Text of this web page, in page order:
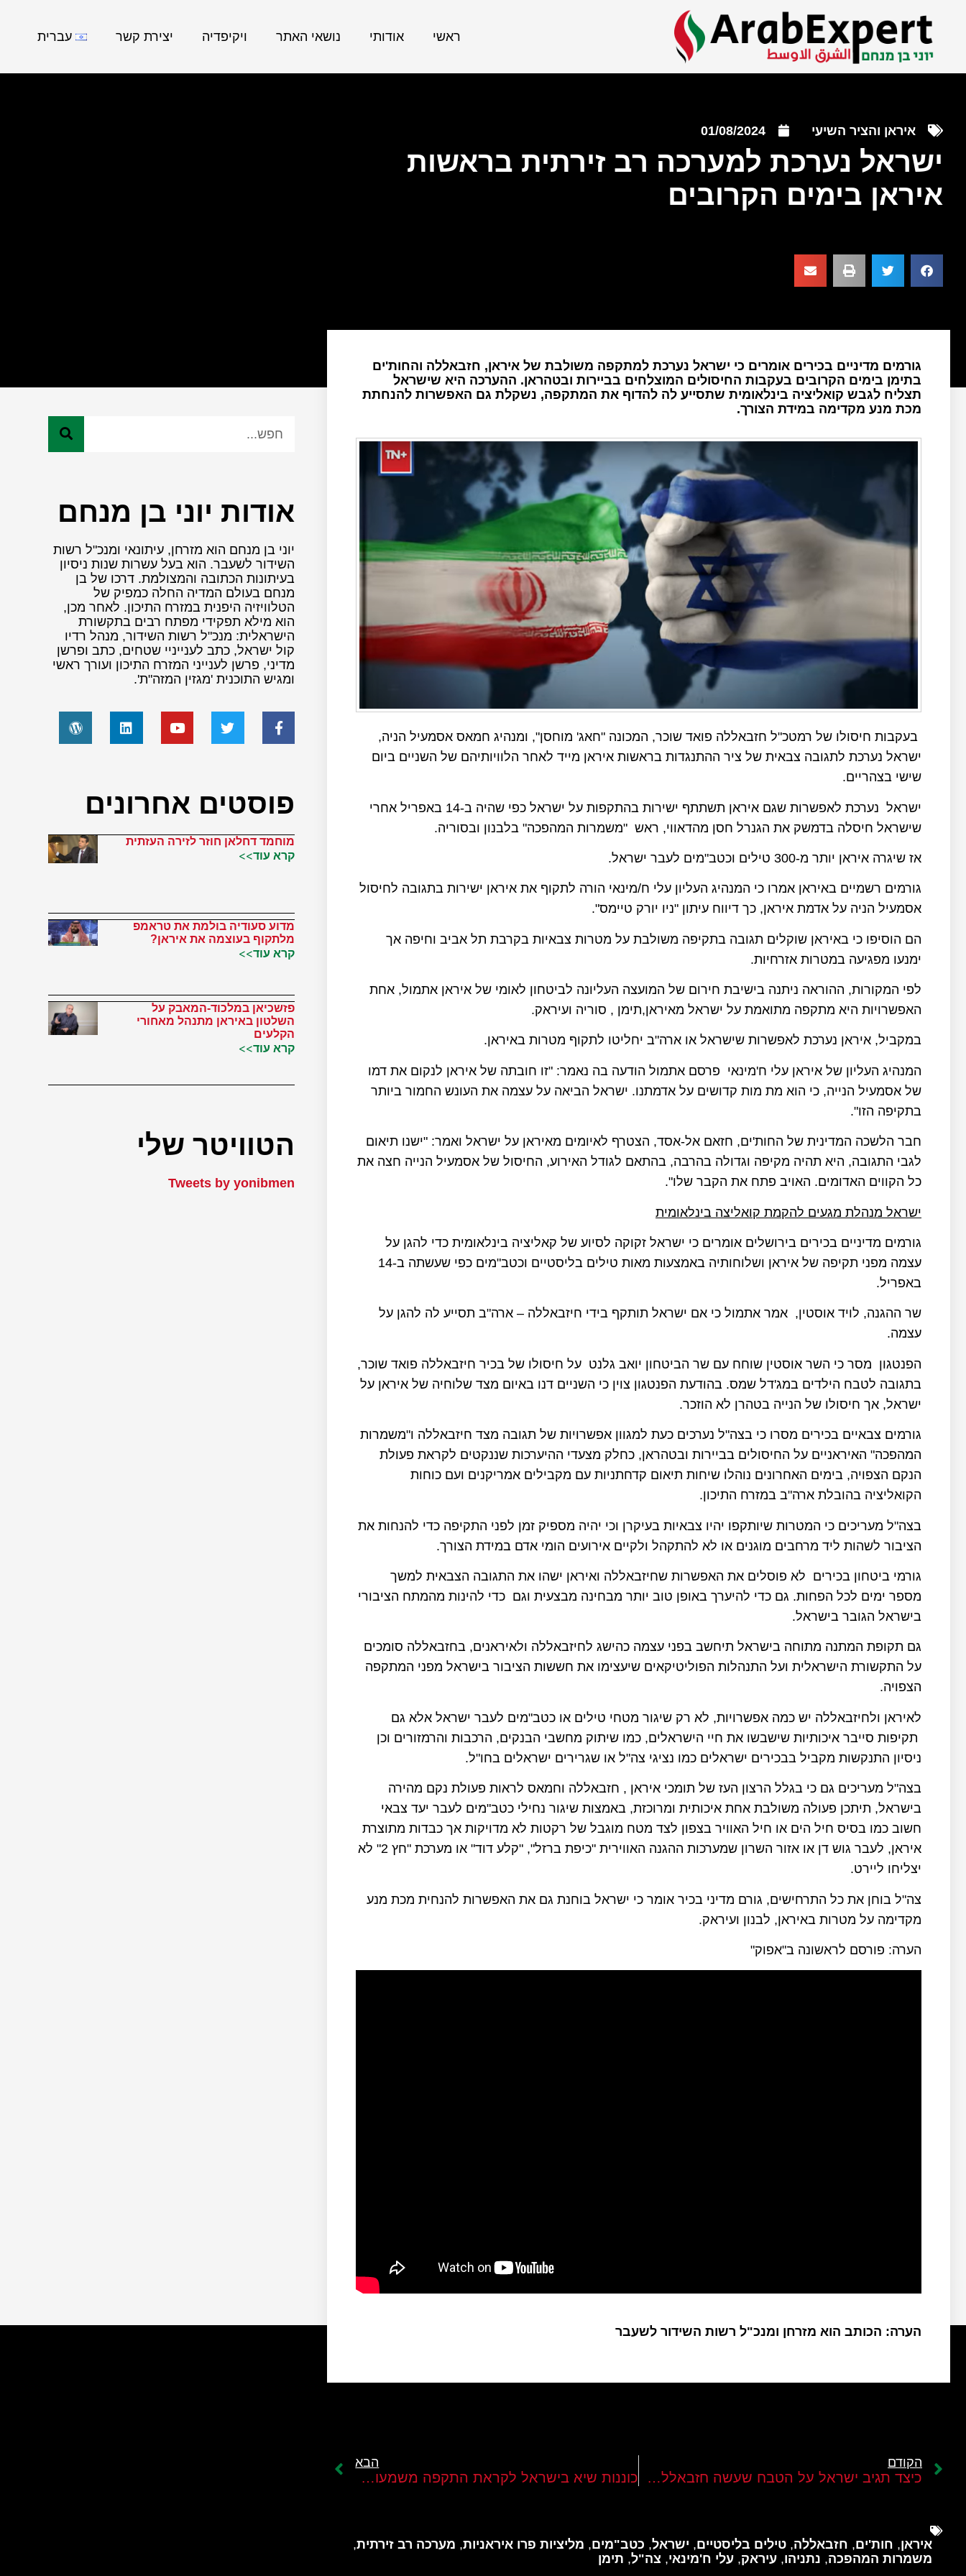
ראשי אודותי נושאי האתר ויקיפדיה יצירת קשר עברית
איראן והציר השיעי 01/08/2024
ישראל נערכת למערכה רב זירתית בראשות
איראן בימים הקרובים
גורמים מדיניים בכירים אומרים כי ישראל נערכת למתקפה משולבת של איראן, חזבאללה והחות'ים
בתימן בימים הקרובים בעקבות החיסולים המוצלחים בביירות ובטהראן. ההערכה היא שישראל
תצליח לגבש קואליציה בינלאומית שתסייע לה להדוף את המתקפה, נשקלת גם האפשרות להנחתת
מכת מנע מקדימה במידת הצורך.
בעקבות חיסולו של רמטכ"ל חזבאללה פואד שוכר, המכונה "חאג' מוחסן", ומנהיג חמאס אסמעיל הניה,
ישראל נערכת לתגובה צבאית של ציר ההתנגדות בראשות איראן מייד לאחר הלוויותיהם של השניים ביום
שישי בצהריים.
ישראל נערכת לאפשרות שגם איראן תשתתף ישירות בהתקפות על ישראל כפי שהיה ב-14 באפריל אחרי
שישראל חיסלה בדמשק את הגנרל חסן מהדאווי, ראש "משמרות המהפכה" בלבנון ובסוריה.
אז שיגרה איראן יותר מ-300 טילים וכטב"מים לעבר ישראל.
גורמים רשמיים באיראן אמרו כי המנהיג העליון עלי ח/מינאי הורה לתקוף את איראן ישירות בתגובה לחיסול
אסמעיל הניה על אדמת איראן, כך דיווח עיתון "ניו יורק טיימס".
הם הוסיפו כי באיראן שוקלים תגובה בתקיפה משולבת על מטרות צבאיות בקרבת תל אביב וחיפה אך
ימנעו מפגיעה במטרות אזרחיות.
לפי המקורות, ההוראה ניתנה בישיבת חירום של המועצה העליונה לביטחון לאומי של איראן אתמול, אחת
האפשרויות היא מתקפה מתואמת על ישראל מאיראן,תימן , סוריה ועיראק.
במקביל, איראן נערכת לאפשרות שישראל או ארה"ב יחליטו לתקוף מטרות באיראן.
המנהיג העליון של איראן עלי ח'מינאי פרסם אתמול הודעה בה נאמר: "זו חובתה של איראן לנקום את דמו
של אסמעיל הנייה, כי הוא מת מות קדושים על אדמתנו. ישראל הביאה על עצמה את העונש החמור ביותר
בתקיפה הזו".
חבר הלשכה המדינית של החות'ים, חזאם אל-אסד, הצטרף לאיומים מאיראן על ישראל ואמר: "ישנו תיאום
לגבי התגובה, היא תהיה מקיפה וגדולה בהרבה, בהתאם לגודל האירוע, החיסול של אסמעיל הנייה חצה את
כל הקווים האדומים. האויב פתח את הקבר שלו".
ישראל מנהלת מגעים להקמת קואליצה בינלאומית
גורמים מדיניים בכירים בירושלים אומרים כי ישראל זקוקה לסיוע של קאליציה בינלאומית כדי להגן על
עצמה מפני תקיפה של איראן ושלוחותיה באמצעות מאות טילים בליסטיים וכטב"מים כפי שעשתה ב-14
באפריל.
שר ההגנה, לויד אוסטין, אמר אתמול כי אם ישראל תותקף בידי חיזבאללה – ארה"ב תסייע לה להגן על
עצמה.
הפנטגון מסר כי השר אוסטין שוחח עם שר הביטחון יואב גלנט על חיסולו של בכיר חיזבאללה פואד שוכר,
בתגובה לטבח הילדים במג'דל שמס. בהודעת הפנטגון צוין כי השניים דנו באיום מצד שלוחיה של איראן על
ישראל, אך חיסולו של הנייה בטהרן לא הוזכר.
גורמים צבאיים בכירים מסרו כי בצה"ל נערכים כעת למגוון אפשרויות של תגובה מצד חיזבאללה ו"משמרות
המהפכה" האיראניים על החיסולים בביירות ובטהראן, כחלק מצעדי ההיערכות שננקטים לקראת פעולת
הנקם הצפויה, בימים האחרונים נוהלו שיחות תיאום קדחתניות עם מקבילים אמריקנים ועם כוחות
הקואליציה בהובלת ארה"ב במזרח התיכון.
בצה"ל מעריכים כי המטרות שיותקפו יהיו צבאיות בעיקרן וכי יהיה מספיק זמן לפני התקיפה כדי להנחות את
הציבור לשהות ליד מרחבים מוגנים או לא להתקהל ולקיים אירועים הומי אדם במידת הצורך.
גורמי ביטחון בכירים לא פוסלים את האפשרות שחיזבאללה ואיראן ישהו את התגובה הצבאית למשך
מספר ימים לכל הפחות. גם כדי להיערך באופן טוב יותר מבחינה מבצעית וגם כדי להינות מהמתח הציבורי
בישראל הגובר בישראל.
גם תקופת המתנה מתוחה בישראל תיחשב בפני עצמה כהישג לחיזבאללה ולאיראנים, בחזבאללה סומכים
על התקשורת הישראלית ועל התנהלות הפוליטיקאים שיעצימו את חששות הציבור בישראל מפני המתקפה
הצפויה.
לאיראן ולחיזבאללה יש כמה אפשרויות, לא רק שיגור מטחי טילים או כטב"מים לעבר ישראל אלא גם
תקיפות סייבר איכותיות שישבשו את חיי הישראלים, כמו שיתוק מחשבי הבנקים, הרכבות והרמזורים וכן
ניסיון התנקשות מקביל בבכירים ישראלים כמו נציגי צה"ל או שגרירים ישראלים בחו"ל.
בצה"ל מעריכים גם כי בגלל הרצון העז של תומכי איראן , חזבאללה וחמאס לראות פעולת נקם מהירה
בישראל, תיתכן פעולה משולבת אחת איכותית ומרוכזת, באמצות שיגור נחילי כטב"מים לעבר יעד צבאי
חשוב כמו בסיס חיל הים או חיל האוויר בצפון לצד מטח מוגבל של רקטות לא מדויקות אך כבדות מתוצרת
איראן, לעבר גוש דן או אזור השרון שמערכות ההגנה האווירית "כיפת ברזל", "קלע דוד" או מערכת "חץ 2" לא
יצליחו ליירט.
צה"ל בוחן את כל התרחישים, גורם מדיני בכיר אומר כי ישראל בוחנת גם את האפשרות להנחית מכת מנע
מקדימה על מטרות באיראן, לבנון ועיראק.
הערה: פורסם לראשונה ב"אפוק"
הערה: הכותב הוא מזרחן ומנכ"ל רשות השידור לשעבר
אודות יוני בן מנחם
יוני בן מנחם הוא מזרחן, עיתונאי ומנכ"ל רשות
השידור לשעבר. הוא בעל עשרות שנות ניסיון
בעיתונות הכתובה והמצולמת. דרכו של בן
מנחם בעולם המדיה החלה כמפיק של
הטלוויזיה היפנית במזרח התיכון. לאחר מכן,
הוא מילא תפקידי מפתח רבים בתקשורת
הישראלית: מנכ"ל רשות השידור, מנהל רדיו
קול ישראל, כתב לענייניי שטחים, כתב ופרשן
מדיני, פרשן לענייני המזרח התיכון ועורך ראשי
ומגיש התוכנית 'מגזין המזה"ת'.
פוסטים אחרונים
מוחמד דחלאן חוזר לזירה העזתית
קרא עוד>>
מדוע סעודיה בולמת את טראמפ
מלתקוף בעוצמה את איראן?
קרא עוד>>
פזשכיאן במלכוד-המאבק על
השלטון באיראן מתנהל מאחורי
הקלעים
קרא עוד>>
הטוויטר שלי
Tweets by yonibmen
הקודם
כיצד תגיב ישראל על הטבח שעשה חזבאללה בכפר הדרוזי מג'דל שמס ברמת הגולן?
הבא
כוננות שיא בישראל לקראת התקפה משמעותית של הציר האיראני
איראן, חות'ים, חזבאללה, טילים בליסטיים, ישראל, כטב"מים, מליציות פרו איראניות, מערכה רב זירתית,
משמרות המהפכה, נתניהו, עיראק, עלי ח'מינאי, צה"ל, תימן